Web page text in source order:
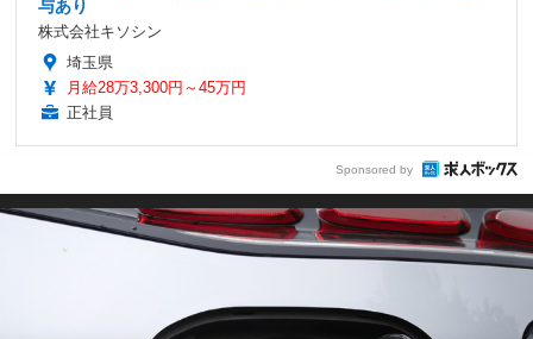
与あり
株式会社キソシン
埼玉県
月給28万3,300円～45万円
正社員
Sponsored by